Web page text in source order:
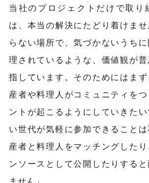
当社のプロジェクトだけで取り
は、本当の解決にたどり着けま
らない場所で、気づかないうち
理されているような、価値観が
指しています。そのためにはま
産者や料理人がコミュニティを
ントが起こるようにしていきた
い世代が気軽に参加できること
産者と料理人をマッチングした
ンソースとして公開したりする
ません」